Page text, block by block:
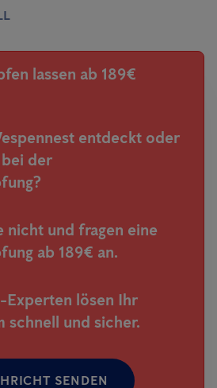
lassen ab 189€
entdeckt oder
der
nicht und fragen eine
ab 189€ an.
Experten lösen Ihr
schnell und sicher.
SENDEN